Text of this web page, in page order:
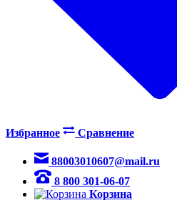
Избранное Сравнение
88003010607@mail.ru
8 800 301-06-07
Корзина